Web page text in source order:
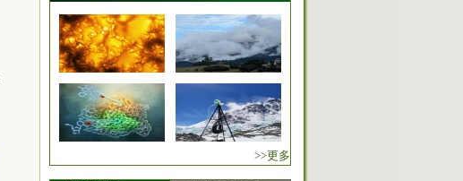
>>更多